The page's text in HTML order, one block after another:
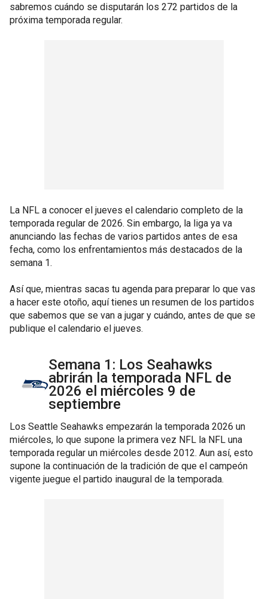
sabremos cuándo se disputarán los 272 partidos de la
próxima temporada regular.
La NFL a conocer el jueves el calendario completo de la
temporada regular de 2026. Sin embargo, la liga ya va
anunciando las fechas de varios partidos antes de esa
fecha, como los enfrentamientos más destacados de la
semana 1.
Así que, mientras sacas tu agenda para preparar lo que vas
a hacer este otoño, aquí tienes un resumen de los partidos
que sabemos que se van a jugar y cuándo, antes de que se
publique el calendario el jueves.
Semana 1: Los Seahawks
abrirán la temporada NFL de
2026 el miércoles 9 de
septiembre
Los Seattle Seahawks empezarán la temporada 2026 un
miércoles, lo que supone la primera vez NFL la NFL una
temporada regular un miércoles desde 2012. Aun así, esto
supone la continuación de la tradición de que el campeón
vigente juegue el partido inaugural de la temporada.